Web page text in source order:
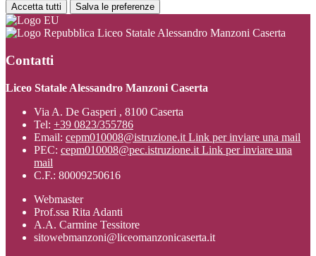
Accetta tutti Salva le preferenze
Liceo Statale Alessandro Manzoni Caserta
Contatti
Liceo Statale Alessandro Manzoni Caserta
Via A. De Gasperi , 8100 Caserta
Tel: +39 0823/355786
Email: cepm010008@istruzione.it Link per inviare una mail
PEC: cepm010008@pec.istruzione.it Link per inviare una
mail
C.F.: 80009250616
Webmaster
Prof.ssa Rita Adanti
A.A. Carmine Tessitore
sitowebmanzoni@liceomanzonicaserta.it